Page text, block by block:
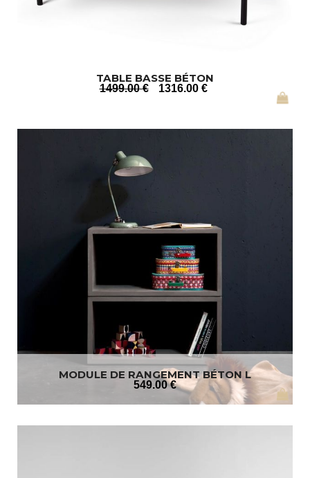
TABLE BASSE BÉTON
1499.00 € 1316.00 €
MODULE DE RANGEMENT BÉTON L
549.00 €